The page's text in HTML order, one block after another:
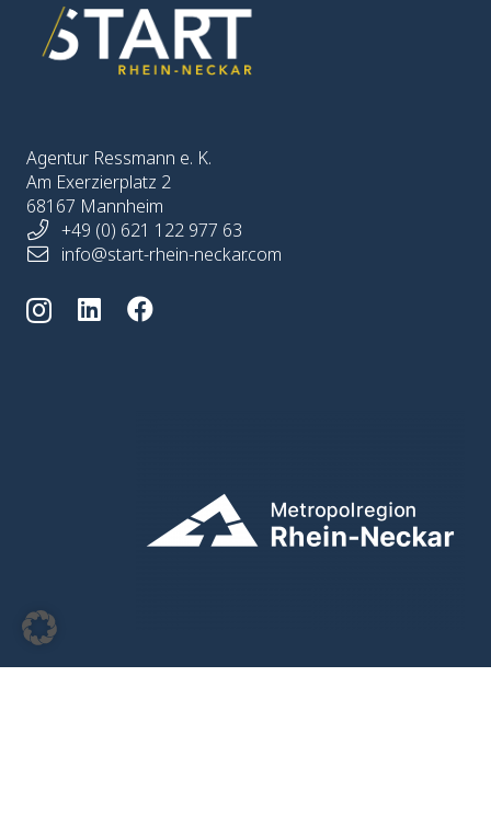
Agentur Ressmann e. K.
Am Exerzierplatz 2
68167 Mannheim
+49 (0) 621 122 977 63
info@start-rhein-neckar.com